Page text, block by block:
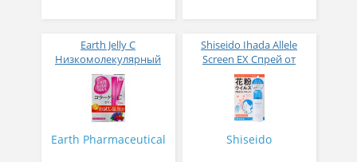
Earth Jelly C
Низкомолекулярный
рыбный коллаген с
витамином С и 5
активных компонентов
с ягодным вкусом 8 гр
Earth Pharmaceutical
Shiseido Ihada Allele
Screen EX Спрей от
вирусов и аллергий 50
гр
Shiseido